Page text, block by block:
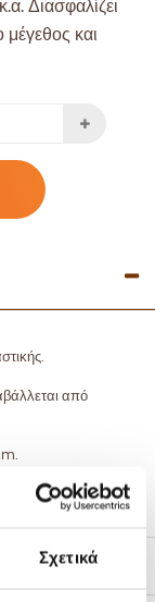
Σχετικά
Διασφαλίζει
μέγεθος και
από